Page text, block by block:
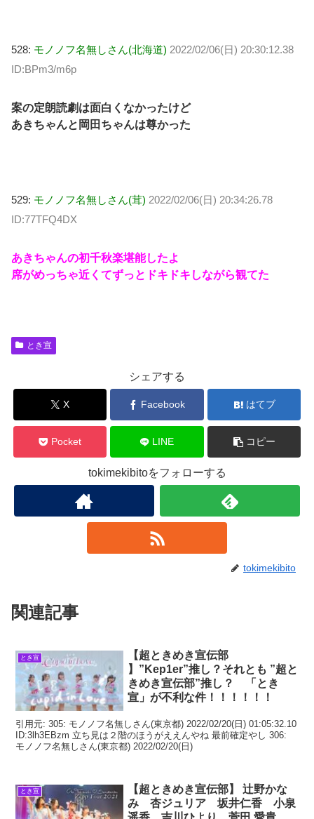
528: モノノフ名無しさん(北海道) 2022/02/06(日) 20:30:12.38
ID:BPm3/m6p
案の定朗読劇は面白くなかったけど
あきちゃんと岡田ちゃんは尊かった
529: モノノフ名無しさん(茸) 2022/02/06(日) 20:34:26.78
ID:77TFQ4DX
あきちゃんの初千秋楽堪能したよ
席がめっちゃ近くてずっとドキドキしながら観てた
とき宣
シェアする
X Facebook はてブ
Pocket LINE コピー
tokimekibitoをフォローする
tokimekibito
関連記事
とき宣
【超ときめき宣伝部
】”Kep1er”推し？それとも ”超と
きめき宣伝部”推し？ 「とき
宣」が不利な件！！！！！！
引用元: 305: モノノフ名無しさん(東京都) 2022/02/20(日) 01:05:32.10
ID:3lh3EBzm 立ち見は２階のほうがええんやね 最前確定やし 306:
モノノフ名無しさん(東京都) 2022/02/20(日)
とき宣
【超ときめき宣伝部】 辻野かな
み 杏ジュリア 坂井仁香 小泉